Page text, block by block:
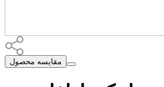
مقایسه محصول